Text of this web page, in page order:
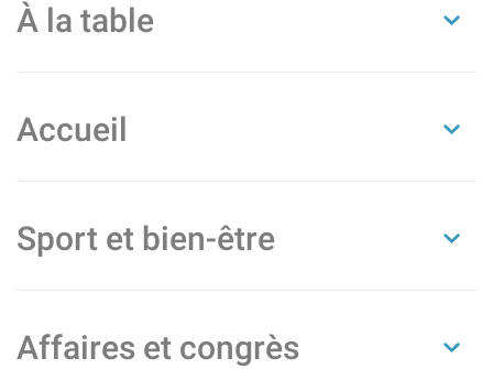
À la table
Accueil
Sport et bien-être
Affaires et congrès